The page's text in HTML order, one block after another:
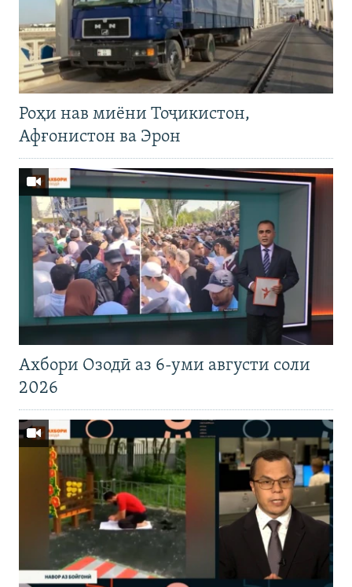
Роҳи нав миёни Тоҷикистон,
Афғонистон ва Эрон
Ахбори Озодӣ аз 6-уми августи соли
2026